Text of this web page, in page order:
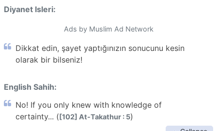
Diyanet Isleri:
Ads by Muslim Ad Network
Dikkat edin, şayet yaptığınızın sonucunu kesin
olarak bir bilseniz!
English Sahih:
No! If you only knew with knowledge of
certainty... ([102] At-Takathur : 5)